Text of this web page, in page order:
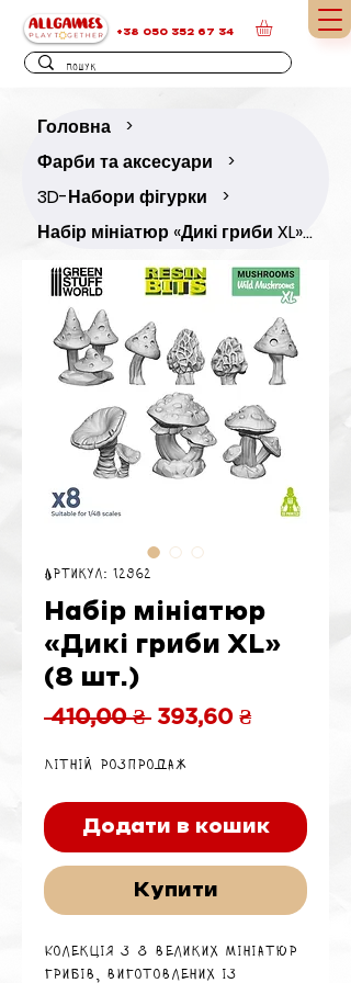
+38 050 352 67 34
Головна >
Фарби та аксесуари >
3D-Набори фігурки >
Набір мініатюр «Дикі гриби XL» (8 шт.)
Артикул: 12962
Набір мініатюр
«Дикі гриби XL»
(8 шт.)
410,00 ₴ Звичайна
393,60 ₴За
Літній розпродаж
Додати в кошик
Купити
Колекція з 8 великих мініатюр
грибів, виготовлених із